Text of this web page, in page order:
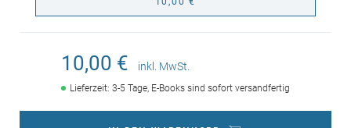
10,00 € inkl. MwSt.
Lieferzeit: 3-5 Tage, E-Books sind sofort versandfertig